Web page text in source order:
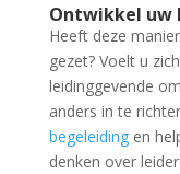
Ontwikkel uw
Heeft deze
gezet? Voelt u
leidinggevende
anders in te
begeleidingen
denken over